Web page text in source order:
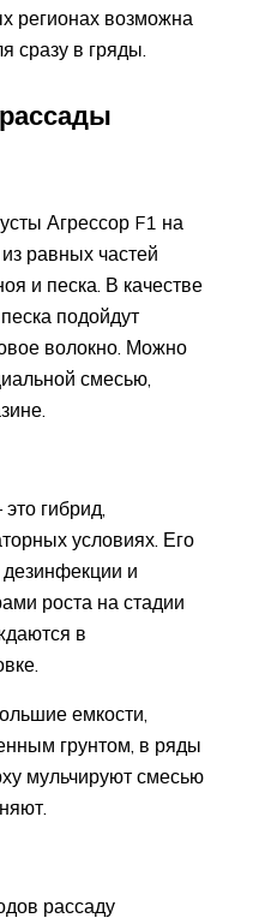
регионах возможна
сразу в гряды.
Агрессор F1 на
из равных частей
и песка. В качестве
подойдут
волокно. Можно
смесью,
гибрид,
условиях. Его
и
роста на стадии
в
емкости,
грунтом, в ряды
мульчируют смесью
рассаду